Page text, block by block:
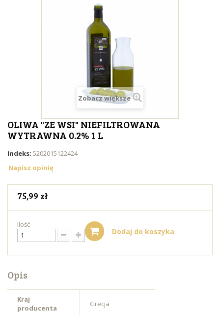
Zobacz większe
OLIWA "ZE WSI" NIEFILTROWANA
WYTRAWNA 0.2% 1 L
Indeks: 5202015122424
Napisz opinię
75,99 zł
Ilość
Dodaj do koszyka
Opis
Kraj
producenta
Grecja